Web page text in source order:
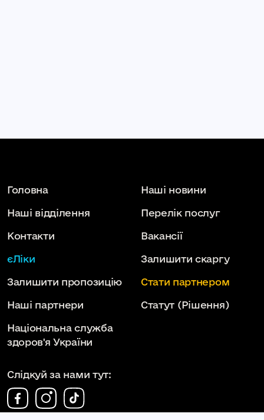
Головна Наші новини
Наші відділення Перелік послуг
Контакти Вакансії
єЛіки Залишити скаргу
Залишити пропозицію Стати партнером
Наші партнери Статут (Рішення)
Національна служба
здоров'я України
Слідкуй за нами тут: